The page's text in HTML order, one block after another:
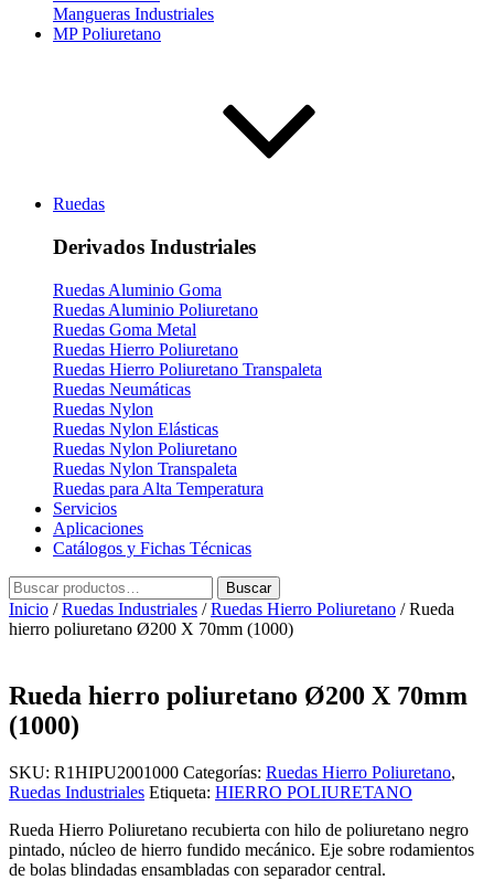
Mangueras Industriales
MP Poliuretano
Ruedas
Derivados Industriales
Ruedas Aluminio Goma
Ruedas Aluminio Poliuretano
Ruedas Goma Metal
Ruedas Hierro Poliuretano
Ruedas Hierro Poliuretano Transpaleta
Ruedas Neumáticas
Ruedas Nylon
Ruedas Nylon Elásticas
Ruedas Nylon Poliuretano
Ruedas Nylon Transpaleta
Ruedas para Alta Temperatura
Servicios
Aplicaciones
Catálogos y Fichas Técnicas
Buscar
por:
Buscar
Inicio /Ruedas Industriales /Ruedas Hierro Poliuretano / Rueda
hierro poliuretano Ø200 X 70mm (1000)
Rueda hierro poliuretano Ø200 X 70mm
(1000)
SKU: R1HIPU2001000 Categorías: Ruedas Hierro Poliuretano,
Ruedas Industriales Etiqueta: HIERRO POLIURETANO
Rueda Hierro Poliuretano recubierta con hilo de poliuretano negro
pintado, núcleo de hierro fundido mecánico. Eje sobre rodamientos
de bolas blindadas ensambladas con separador central.